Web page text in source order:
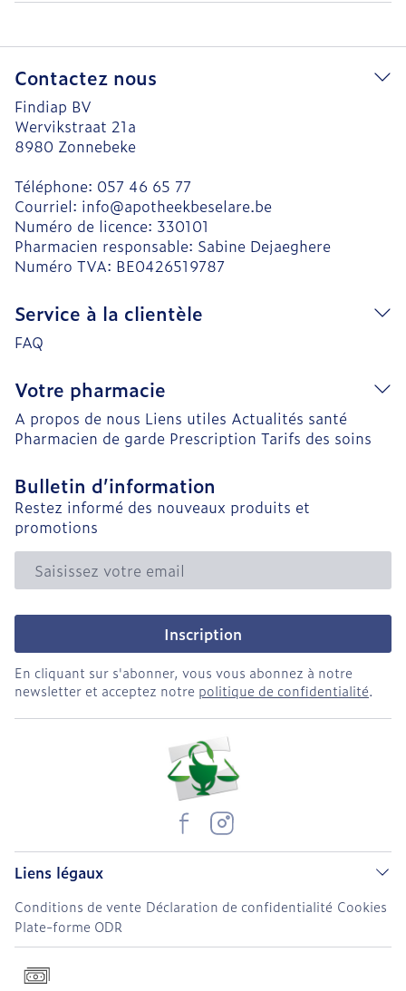
Contactez nous
Findiap BV
Wervikstraat 21a
8980 Zonnebeke
Téléphone: 057 46 65 77
Courriel: info@apotheekbeselare.be
Numéro de licence: 330101
Pharmacien responsable: Sabine Dejaeghere
Numéro TVA: BE0426519787
Service à la clientèle
FAQ
Votre pharmacie
A propos de nous Liens utiles Actualités santé
Pharmacien de garde Prescription Tarifs des soins
Bulletin d’information
Restez informé des nouveaux produits et
promotions
Adresse mail
Inscription
En cliquant sur s'abonner, vous vous abonnez à notre
newsletter et acceptez notre politique de confidentialité.
Liens légaux
Conditions de vente Déclaration de confidentialité Cookies
Plate-forme ODR